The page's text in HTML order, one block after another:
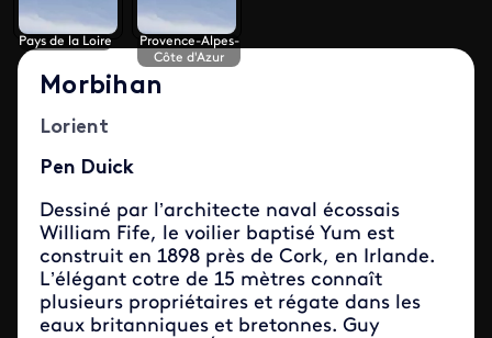
Pays de la Loire
Provence-Alpes-
Côte d'Azur
Morbihan
Lorient
Pen Duick
Dessiné par l’architecte naval écossais
William Fife, le voilier baptisé Yum est
construit en 1898 près de Cork, en Irlande.
L’élégant cotre de 15 mètres connaît
plusieurs propriétaires et régate dans les
eaux britanniques et bretonnes. Guy